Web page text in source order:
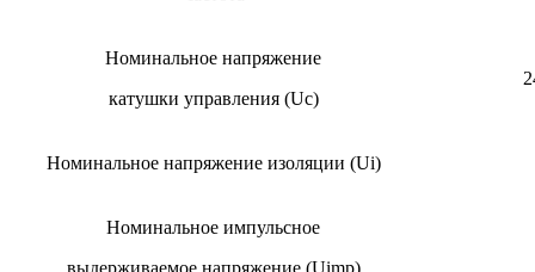
Номинальное напряжение
катушки управления (Uc)
Номинальное напряжение изоляции (Ui)
Номинальное импульсное